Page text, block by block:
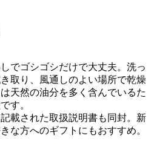
でゴシゴシだけで大丈夫。洗っ
取り、風通しのよい場所で乾燥
天然の油分を多く含んでいるた
す。
載された取扱説明書も同封。新
な方へのギフトにもおすすめ。